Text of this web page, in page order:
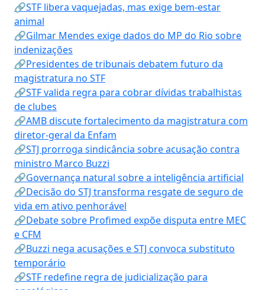
🔗STF libera vaquejadas, mas exige bem-estar
animal
🔗Gilmar Mendes exige dados do MP do Rio sobre
indenizações
🔗Presidentes de tribunais debatem futuro da
magistratura no STF
🔗STF valida regra para cobrar dívidas trabalhistas
de clubes
🔗AMB discute fortalecimento da magistratura com
diretor-geral da Enfam
🔗STJ prorroga sindicância sobre acusação contra
ministro Marco Buzzi
🔗Governança natural sobre a inteligência artificial
🔗Decisão do STJ transforma resgate de seguro de
vida em ativo penhorável
🔗Debate sobre Profimed expõe disputa entre MEC
e CFM
🔗Buzzi nega acusações e STJ convoca substituto
temporário
🔗STF redefine regra de judicialização para